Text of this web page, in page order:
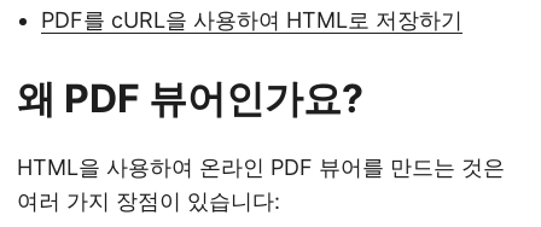
PDF를 cURL을 사용하여 HTML로 저장하기
왜 PDF 뷰어인가요?
HTML을 사용하여 온라인 PDF 뷰어를 만드는 것은
여러 가지 장점이 있습니다: